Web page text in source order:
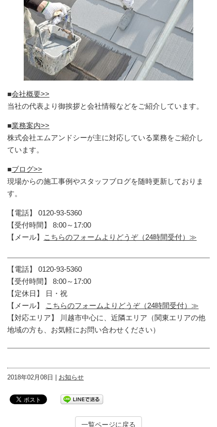
■会社概要>>
当社の代表より御挨拶と会社情報などをご紹介しています。
■業務案内>>
株式会社エムアンドシーが主に対応している業務をご紹介し
ています。
■ブログ>>
現場からの施工事例やスタッフブログを随時更新しておりま
す。
【電話】 0120-93-5360
【受付時間】 8:00～17:00
【メール】
こちらのフォームよりどうぞ（24時間受付）≫
【電話】 0120-93-5360
【受付時間】 8:00～17:00
【定休日】 日・祝
【メール】
こちらのフォームよりどうぞ（24時間受付）≫
【対応エリア】 川越市中心に、近隣エリア（関東エリアの他
地域の方も、お気軽にお問い合わせください）
2018年02月08日 | お知らせ
一覧ページに戻る